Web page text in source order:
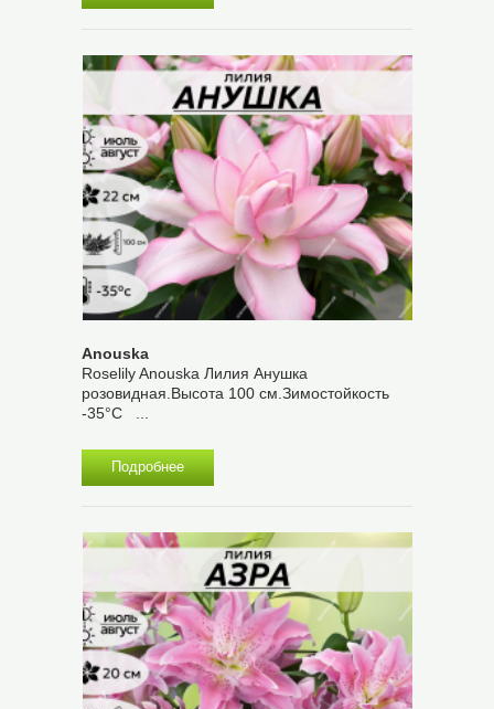
Anouska
Roselily Anouska Лилия Анушка
розовидная.Высота 100 см.Зимостойкость
-35°С ...
Подробнее